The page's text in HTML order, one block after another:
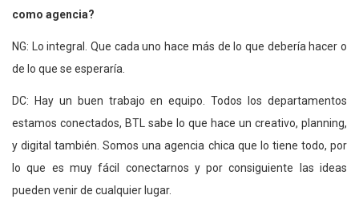
como agencia?
NG: Lo integral. Que cada uno hace más de lo que debería hacer o
de lo que se esperaría.
DC: Hay un buen trabajo en equipo. Todos los departamentos
estamos conectados, BTL sabe lo que hace un creativo, planning,
y digital también. Somos una agencia chica que lo tiene todo, por
lo que es muy fácil conectarnos y por consiguiente las ideas
pueden venir de cualquier lugar.